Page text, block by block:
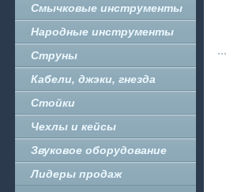
Смычковые инструменты
Народные инструменты
Струны
Кабели, джэки, гнезда
Стойки
Чехлы и кейсы
Звуковое оборудование
Лидеры продаж